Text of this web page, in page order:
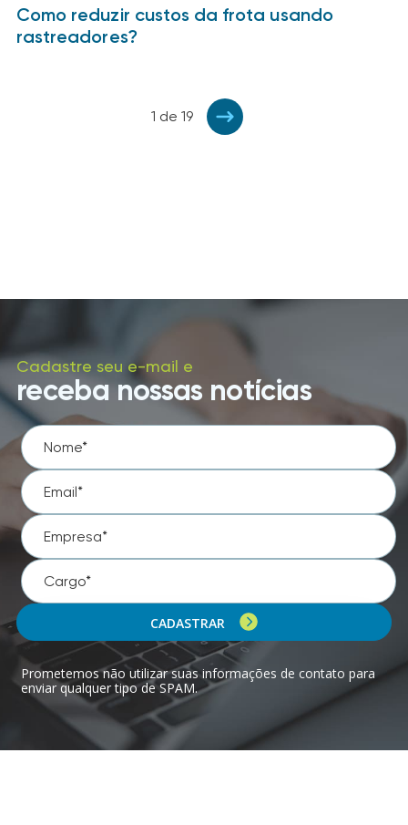
Como reduzir custos da frota usando
rastreadores?
1 de 19
Cadastre seu e-mail e
receba nossas notícias
CADASTRAR
Prometemos não utilizar suas informações de contato para
enviar qualquer tipo de SPAM.